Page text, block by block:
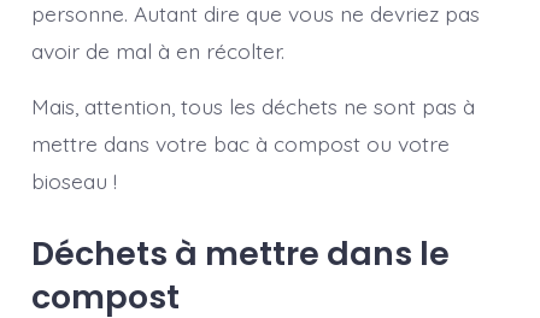
personne. Autant dire que vous ne devriez pas
avoir de mal à en récolter.
Mais, attention, tous les déchets ne sont pas à
mettre dans votre bac à compost ou votre
bioseau !
Déchets à mettre dans le
compost